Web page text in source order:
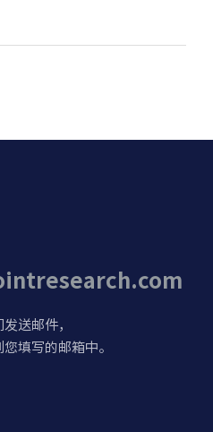
送邮件，
填写的邮箱中。